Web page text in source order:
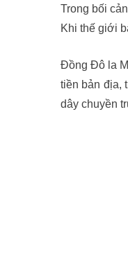
Trong bối
Khi thế giới
Đồng Đô la
tiền bản địa,
dây chuyền